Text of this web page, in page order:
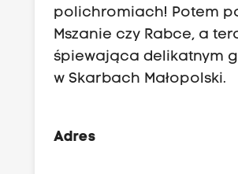
polichromiach! Potem
Mszanie czy Rabce, a
śpiewająca delikatnym
w Skarbach Małopolski.
Adres